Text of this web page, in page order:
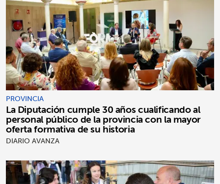
PROVINCIA
La Diputación cumple 30 años cualificando al
personal público de la provincia con la mayor
oferta formativa de su historia
DIARIO AVANZA